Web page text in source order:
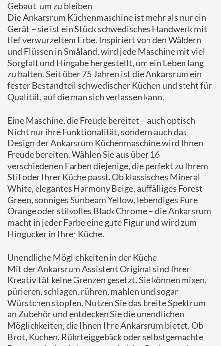
Gebaut, um zu bleiben
Die Ankarsrum Küchenmaschine ist mehr als nur ein
Gerät – sie ist ein Stück schwedisches Handwerk mit
tief verwurzeltem Erbe. Inspiriert von den Wäldern
und Flüssen in Småland, wird jede Maschine mit viel
Sorgfalt und Hingabe hergestellt, um ein Leben lang
zu halten. Seit über 75 Jahren ist die Ankarsrum ein
fester Bestandteil schwedischer Küchen und steht für
Qualität, auf die man sich verlassen kann.
Eine Maschine, die Freude bereitet – auch optisch
Nicht nur ihre Funktionalität, sondern auch das
Design der Ankarsrum Küchenmaschine wird Ihnen
Freude bereiten. Wählen Sie aus über 16
verschiedenen Farben diejenige, die perfekt zu Ihrem
Stil oder Ihrer Küche passt. Ob klassisches Mineral
White, elegantes Harmony Beige, auffälliges Forest
Green, sonniges Sunbeam Yellow, lebendiges Pure
Orange oder stilvolles Black Chrome – die Ankarsrum
macht in jeder Farbe eine gute Figur und wird zum
Hingucker in Ihrer Küche.
Unendliche Möglichkeiten in der Küche
Mit der Ankarsrum Assistent Original sind Ihrer
Kreativität keine Grenzen gesetzt. Sie können mixen,
pürieren, schlagen, rühren, mahlen und sogar
Würstchen stopfen. Nutzen Sie das breite Spektrum
an Zubehör und entdecken Sie die unendlichen
Möglichkeiten, die Ihnen Ihre Ankarsrum bietet. Ob
Brot, Kuchen, Rührteiggebäck oder selbstgemachte